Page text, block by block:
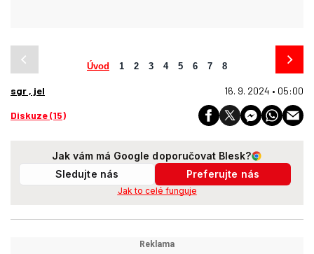
Úvod 1 2 3 4 5 6 7 8
sgr , jel 16. 9. 2024 • 05:00
Diskuze (15)
Jak vám má Google doporučovat Blesk?
Sledujte nás
Preferujte nás
Jak to celé funguje